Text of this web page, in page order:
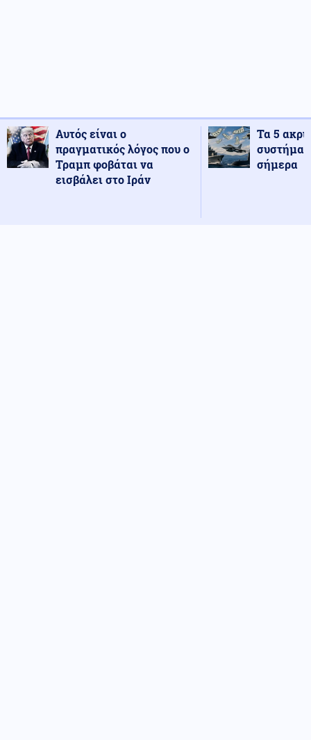
Αυτός είναι ο
πραγματικός λόγος που ο
Τραμπ φοβάται να
εισβάλει στο Ιράν
Τα 5
σήμερα